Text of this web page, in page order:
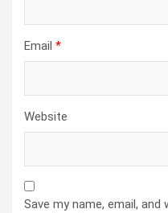
Email *
Website
Save my name, email,